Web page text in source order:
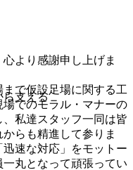
より感謝申し上げま
で仮設足場に関する工
でのモラル・マナーの
私達スタッフ一同は皆
らも精進して参りま
速な対応」をモットー
丸となって頑張ってい